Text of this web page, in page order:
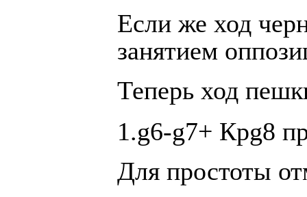
Если же ход
занятием
Теперь ход
1.g6-g7+ Крg8
Для простоты